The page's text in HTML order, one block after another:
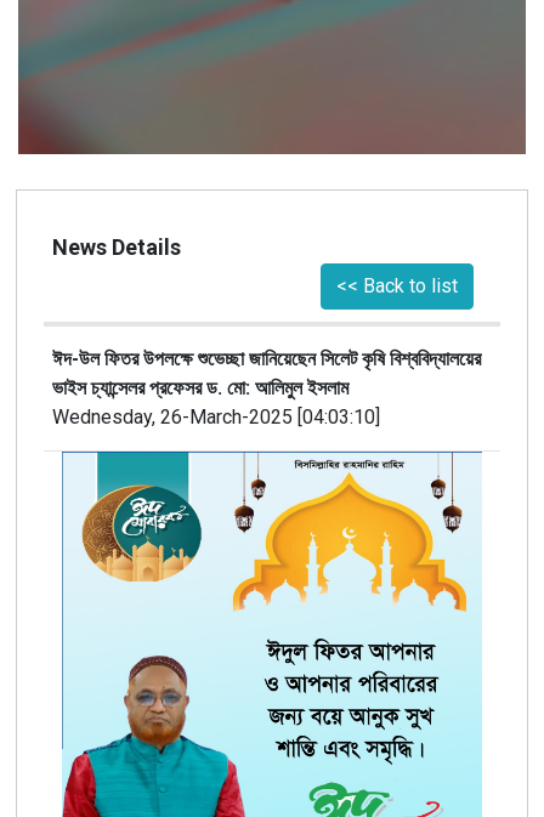
News Details
<< Back to list
ঈদ-উল ফিতর উপলক্ষে শুভেচ্ছা জানিয়েছেন সিলেট কৃষি বিশ্ববিদ্যালয়ের
ভাইস চ্যান্সেলর প্রফেসর ড. মো: আলিমুল ইসলাম
Wednesday, 26-March-2025 [04:03:10]